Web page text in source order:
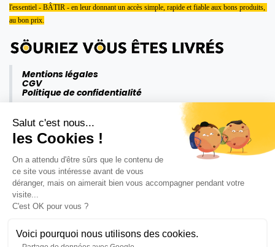
Salut c'est nous...
les Cookies !
On a attendu d'être sûrs que le contenu de
ce site vous intéresse avant de vous
déranger, mais on aimerait bien vous accompagner pendant votre
visite...
C'est OK pour vous ?
Voici pourquoi nous utilisons des cookies.
l'essentiel - BÂTIR - en leur donnant un accès simple, rapide et fiable aux bons produits,
au bon prix.
Mentions légales
CGV
Politique de confidentialité